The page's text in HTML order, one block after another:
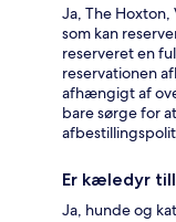
Ja, The
som kan
reserveret en
reservationen
afhængigt af
bare sørge for
Er kæledyr
Ja, hunde og